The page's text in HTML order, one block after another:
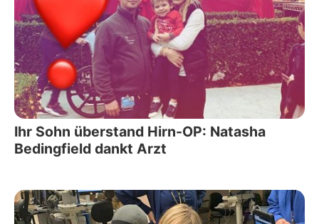
Ihr Sohn überstand Hirn-OP: Natasha
Bedingfield dankt Arzt